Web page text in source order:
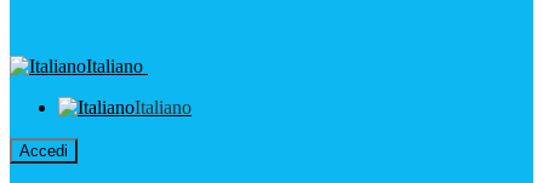
Italiano
Italiano
Accedi